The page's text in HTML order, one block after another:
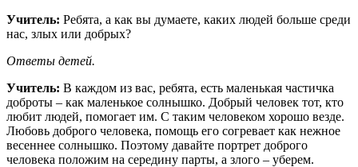
Учитель: Ребята, а как вы думаете, каких людей больше среди
нас, злых или добрых?
Ответы детей.
Учитель: В каждом из вас, ребята, есть маленькая частичка
доброты – как маленькое солнышко. Добрый человек тот, кто
любит людей, помогает им. С таким человеком хорошо везде.
Любовь доброго человека, помощь его согревает как нежное
весеннее солнышко. Поэтому давайте портрет доброго
человека положим на середину парты, а злого – уберем.